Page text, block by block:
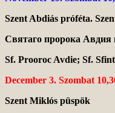
Szent Abdiás próféta.
Святаго пророка Авдия
Sf. Prooroc Avdie; Sf.
December 3. Szombat
Szent Miklós püspök